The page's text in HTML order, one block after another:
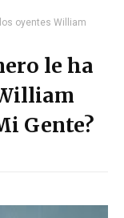
oyentes William
le ha
Gente?